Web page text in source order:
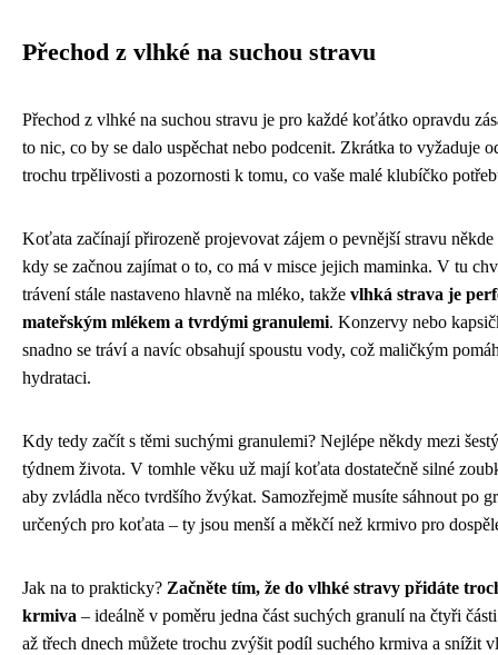
Přechod z vlhké na suchou stravu
Přechod z vlhké na suchou stravu je pro každé koťátko opravdu
to nic, co by se dalo uspěchat nebo podcenit. Zkrátka to vyžaduje
trochu trpělivosti a pozornosti k tomu, co vaše malé klubíčko
Koťata začínají přirozeně projevovat zájem o pevnější stravu
kdy se začnou zajímat o to, co má v misce jejich maminka. V tu
trávení stále nastaveno hlavně na mléko, takže vlhká strava je
mateřským mlékem a tvrdými granulemi. Konzervy nebo
snadno se tráví a navíc obsahují spoustu vody, což maličkým
hydrataci.
Kdy tedy začít s těmi suchými granulemi? Nejlépe někdy mezi
týdnem života. V tomhle věku už mají koťata dostatečně silné
aby zvládla něco tvrdšího žvýkat. Samozřejmě musíte sáhnout po
určených pro koťata – ty jsou menší a měkčí než krmivo pro
Jak na to prakticky? Začněte tím, že do vlhké stravy přidáte
krmiva – ideálně v poměru jedna část suchých granulí na čtyři
až třech dnech můžete trochu zvýšit podíl suchého krmiva a snížit